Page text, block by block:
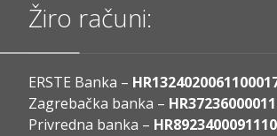
Žiro računi:
ERSTE Banka –
Zagrebačka banka –
Privredna banka –